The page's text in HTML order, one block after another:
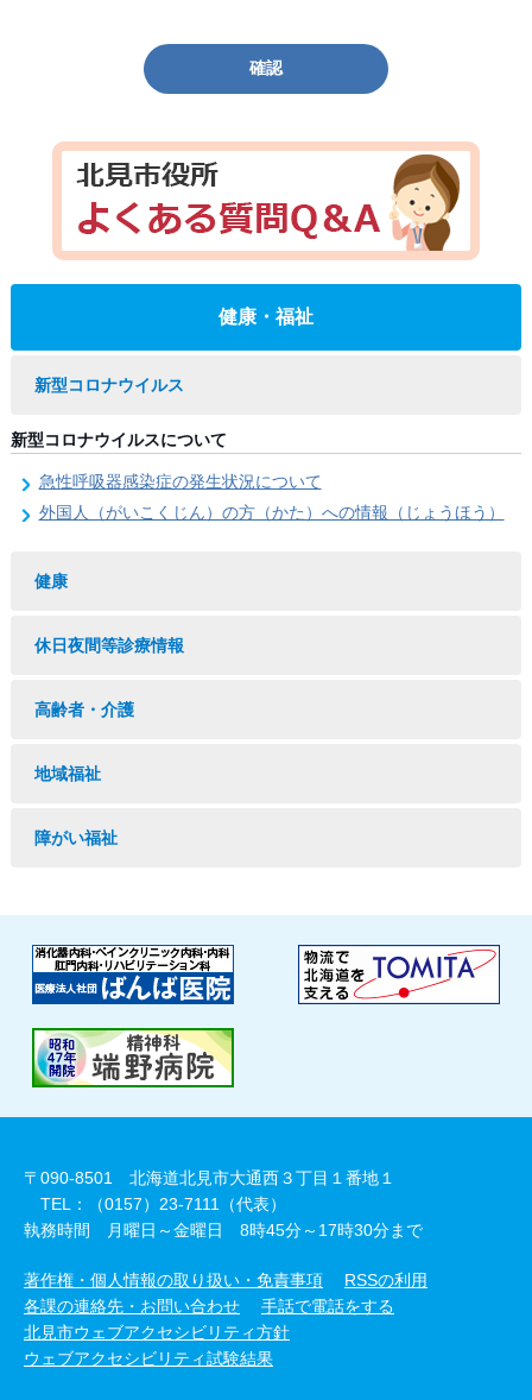
確認
健康・福祉
新型コロナウイルス
新型コロナウイルスについて
急性呼吸器感染症の発生状況について
外国人（がいこくじん）の方（かた）への情報（じょうほう）
健康
休日夜間等診療情報
高齢者・介護
地域福祉
障がい福祉
〒090-8501 北海道北見市大通西３丁目１番地１
TEL：（0157）23-7111（代表）
執務時間 月曜日～金曜日 8時45分～17時30分まで
著作権・個人情報の取り扱い・免責事項
RSSの利用
各課の連絡先・お問い合わせ
手話で電話をする
北見市ウェブアクセシビリティ方針
ウェブアクセシビリティ試験結果